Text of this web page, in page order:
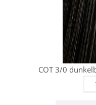
COT 3/0